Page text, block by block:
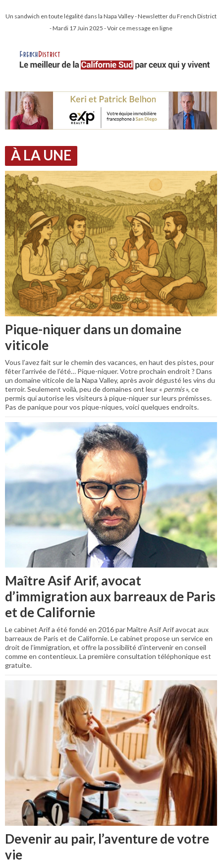
Un sandwich en toute légalité dans la Napa Valley - Newsletter du French District
- Mardi 17 Juin 2025 - Voir ce message en ligne
À LA UNE
Pique-niquer dans un domaine
viticole
Vous l’avez fait sur le chemin des vacances, en haut des pistes, pour
fêter l’arrivée de l’été… Pique-niquer. Votre prochain endroit ? Dans
un domaine viticole de la Napa Valley, après avoir dégusté les vins du
terroir. Seulement voilà, peu de domaines ont leur « permis», ce
permis qui autorise les visiteurs à pique-niquer sur leurs prémisses.
Pas de panique pour vos pique-niques, voici quelques endroits.
Maître Asif Arif, avocat
d’immigration aux barreaux de Paris
et de Californie
Le cabinet Arif a été fondé en 2016 par Maître Asif Arif avocat aux
barreaux de Paris et de Californie. Le cabinet propose un service en
droit de l’immigration, et offre la possibilité d’intervenir en conseil
comme en contentieux. La première consultation téléphonique est
gratuite.
Devenir au pair, l’aventure de votre
vie